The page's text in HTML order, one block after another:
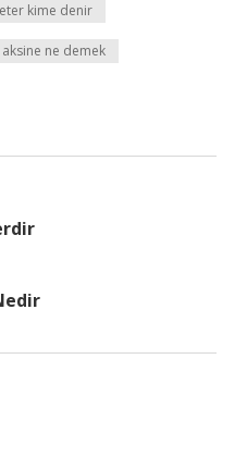
kime denir
ne demek